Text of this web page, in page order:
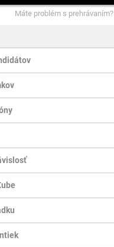
Máte problém s prehrávaním?